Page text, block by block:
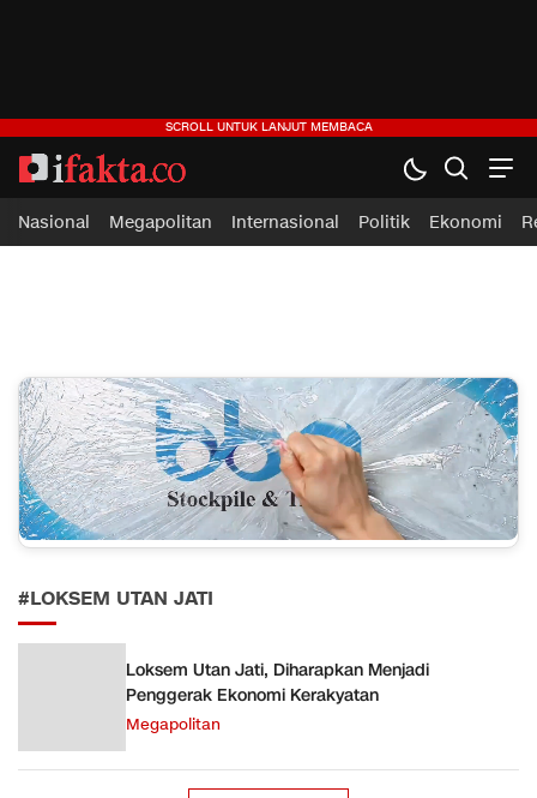
ifakta.co
#pastibenar
Nasional Megapolitan Internasional Politik Ekonomi
#LOKSEM UTAN JATI
Loksem Utan Jati, Diharapkan Menjadi
Penggerak Ekonomi Kerakyatan
Megapolitan